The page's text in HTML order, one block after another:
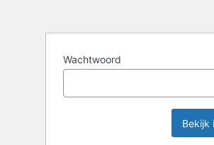
Wachtwoord